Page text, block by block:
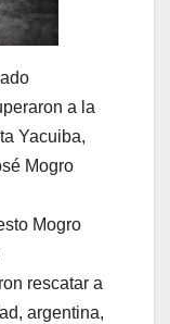
a la
Yacuiba,
Mogro
Mogro
rescatar a
argentina,